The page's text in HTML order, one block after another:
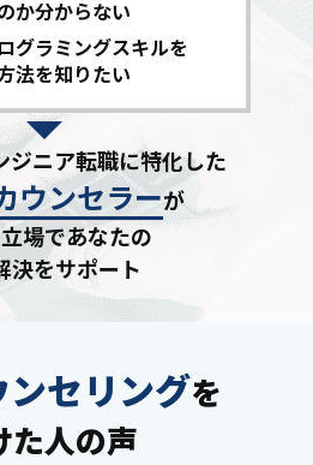
か分からない
グラミングスキルを
法を知りたい
ジニア転職に特化した
ウンセラーが
場であなたの
決をサポート
ンセリングを
た人の声